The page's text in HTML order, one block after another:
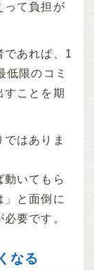
って負担が
であれば、1
低限のコミ
すことを期
はありま
動いてもら
」と面倒に
要です。
なる